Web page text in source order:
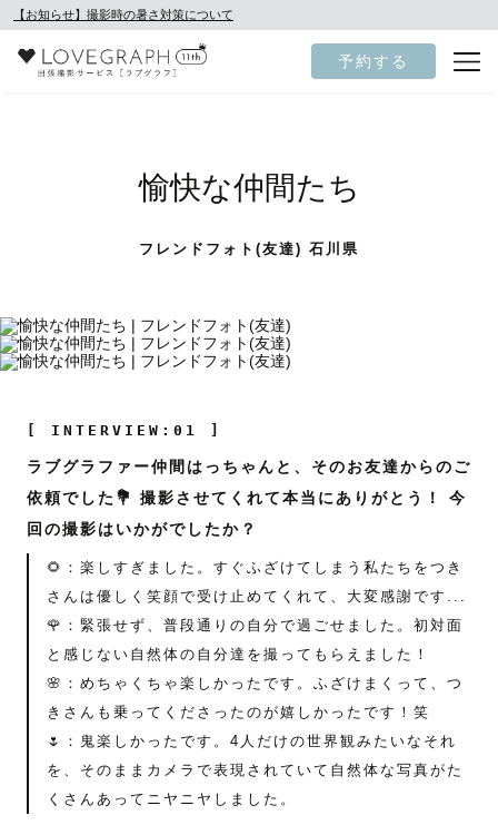
【お知らせ】撮影時の暑さ対策について
予約する
愉快な仲間たち
フレンドフォト(友達) 石川県
[ INTERVIEW:01 ]
ラブグラファー仲間はっちゃんと、そのお友達からのご
依頼でした💐 撮影させてくれて本当にありがとう！ 今
回の撮影はいかがでしたか？
🌻：楽しすぎました。すぐふざけてしまう私たちをつき
さんは優しく笑顔で受け止めてくれて、大変感謝です...
🌹：緊張せず、普段通りの自分で過ごせました。初対面
と感じない自然体の自分達を撮ってもらえました！
🌸：めちゃくちゃ楽しかったです。ふざけまくって、つ
きさんも乗ってくださったのが嬉しかったです！笑
🌷：鬼楽しかったです。4人だけの世界観みたいなそれ
を、そのままカメラで表現されていて自然体な写真がた
くさんあってニヤニヤしました。